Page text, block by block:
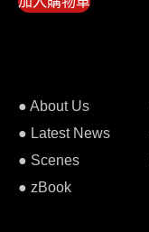
● About Us
● Latest News
● Scenes
● zBook